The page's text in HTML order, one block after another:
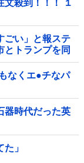
文殺到！！！ １
ごい」と報ステ
とトランプを同
なくエ●チなパ
器時代だった英
」